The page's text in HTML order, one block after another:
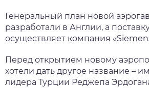
Генеральный план новой
разработали в Англии, а
осуществляет компания
Перед открытием новому
хотели дать другое название –
лидера Турции Реджепа